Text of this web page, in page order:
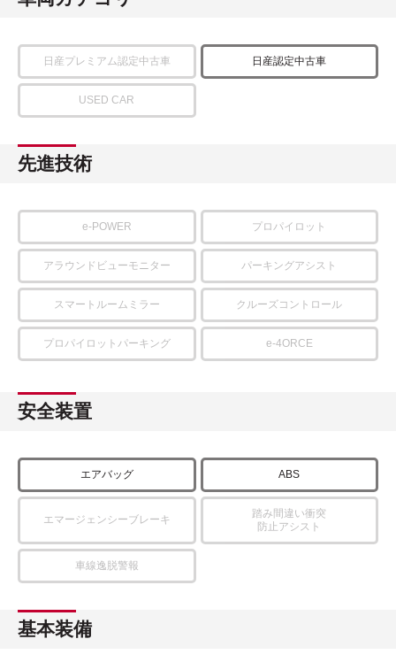
日産プレミアム認定中古車 日産認定中古車
USED CAR
先進技術
e-POWER プロパイロット
アラウンドビューモニター パーキングアシスト
スマートルームミラー クルーズコントロール
プロパイロットパーキング e-4ORCE
安全装置
エアバッグ ABS
エマージェンシーブレーキ
踏み間違い衝突
防止アシスト
車線逸脱警報
基本装備